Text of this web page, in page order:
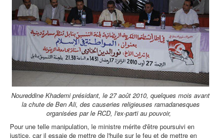
Noureddine Khademi présidant, le 27 août 2010, quelques mois avant
la chute de Ben Ali, des causeries religieuses ramadanesques
organisées par le RCD, l'ex-parti au pouvoir,
Pour une telle manipulation, le ministre mérite d'être poursuivi en
justice, car il essaie de mettre de l'huile sur le feu et de mettre en